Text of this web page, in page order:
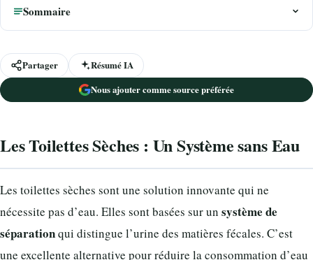
Sommaire
Partager
Résumé IA
Nous ajouter comme source préférée
Les Toilettes Sèches : Un Système sans Eau
Les toilettes sèches sont une solution innovante qui ne
nécessite pas d’eau. Elles sont basées sur un système de
séparationqui distingue l’urine des matières fécales. C’est
une excellente alternative pour réduire la consommation d’eau